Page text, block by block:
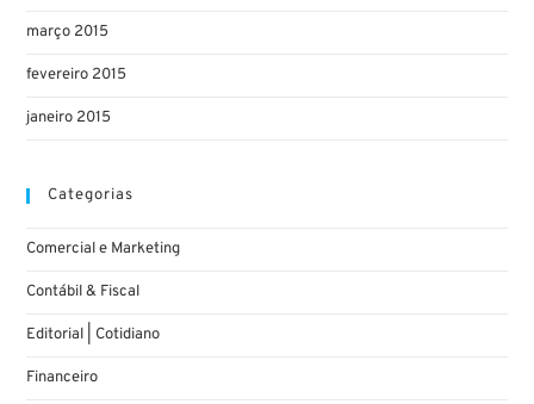
março 2015
fevereiro 2015
janeiro 2015
Categorias
Comercial e Marketing
Contábil & Fiscal
Editorial | Cotidiano
Financeiro